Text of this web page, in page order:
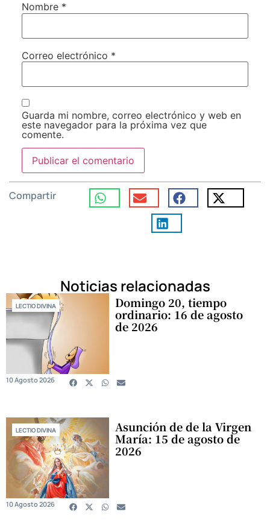
Nombre *
Correo electrónico *
Guarda mi nombre, correo electrónico y web en
este navegador para la próxima vez que
comente.
Compartir
Noticias relacionadas
LECTIO DIVINA Domingo 20, tiempo
ordinario: 16 de agosto
de 2026
10 Agosto 2026
LECTIO DIVINA Asunción de de la Virgen
María: 15 de agosto de
2026
10 Agosto 2026